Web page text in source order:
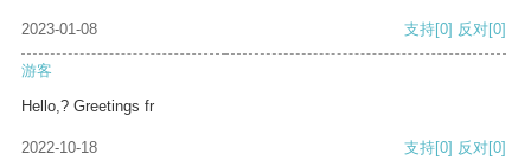
2023-01-08 支持[0] 反对[0]
游客
Hello,? Greetings fr
2022-10-18 支持[0] 反对[0]